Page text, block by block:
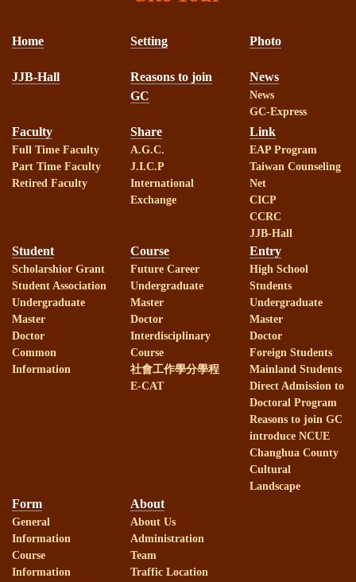
本系大學部四年甲班何朋
瑾同學榮獲台灣輔導與諮商學會113
學年度蔣建白先生獎學金
本系林淑華助理教授榮獲
教育部113年教學實踐計畫補助
本系羅家玲教授榮獲教育
賀！ 本校謝麗紅教授、劉嘉吉
教授榮獲國科會113年研究計畫補助
本系林淑華助理教授榮獲
本系研究生通過113年諮
本系113年社會工作師高
考通過，成績優異！！
Home Setting Photo
JJB-Hall
Reasons to join
GC
News
News
GC-Express
Faculty
Full Time Faculty
Part Time Faculty
Retired Faculty
Share
A.G.C.
J.I.C.P
International
Exchange
Link
EAP Program
Taiwan Counseling
Net
CICP
CCRC
JJB-Hall
Student
Scholarshior Grant
Student Association
Undergraduate
Master
Doctor
Common
Information
Course
Future Career
Undergraduate
Master
Doctor
Interdisciplinary
Course
社會工作學分學程
E-CAT
Entry
High School
Students
Undergraduate
Master
Doctor
Foreign Students
Mainland Students
Direct Admission to
Doctoral Program
Reasons to join GC
introduce NCUE
Changhua County
Cultural
Landscape
Form
General
Information
Course
Information
About
About Us
Administration
Team
Traffic Location